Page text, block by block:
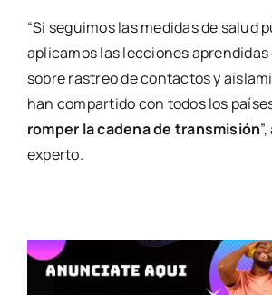
“Si seguimos las medidas de salud
aplicamos las lecciones
sobre rastreo de contactos y
han compartido con todos los
romper la cadena de transmisión
experto.